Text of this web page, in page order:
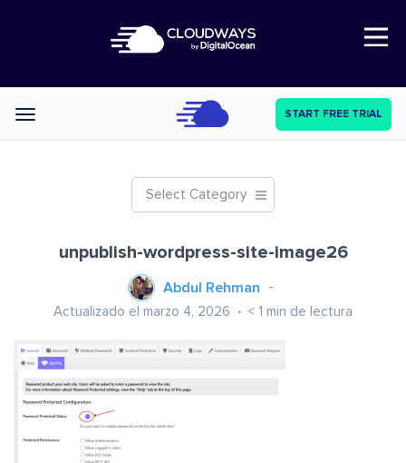
Open Nav
Categories START FREE TRIAL
Select Category
unpublish-wordpress-site-image26
Abdul Rehman
Actualizado el marzo 4, 2026 < 1 min de lectura